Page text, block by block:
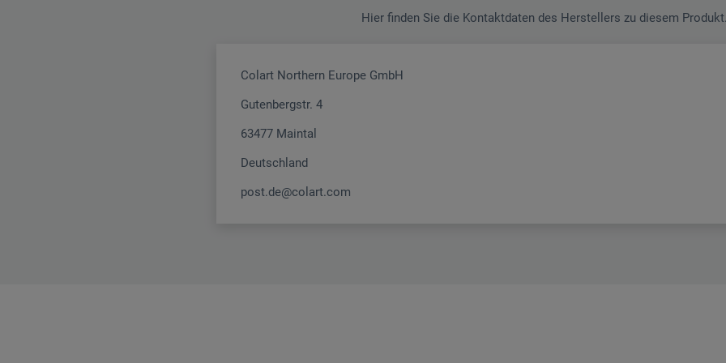
Hier finden Sie die Kontaktdaten des Herstellers zu diesem
Colart Northern Europe GmbH
Gutenbergstr. 4
63477 Maintal
Deutschland
post.de@colart.com